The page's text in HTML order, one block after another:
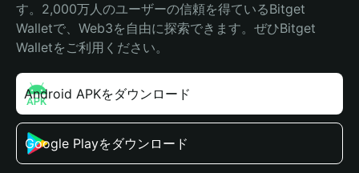
す。2,000万人のユーザーの信頼を得ているBitget
Walletで、Web3を自由に探索できます。ぜひBitget
Walletをご利用ください。
Android APKをダウンロード
Google Playをダウンロード